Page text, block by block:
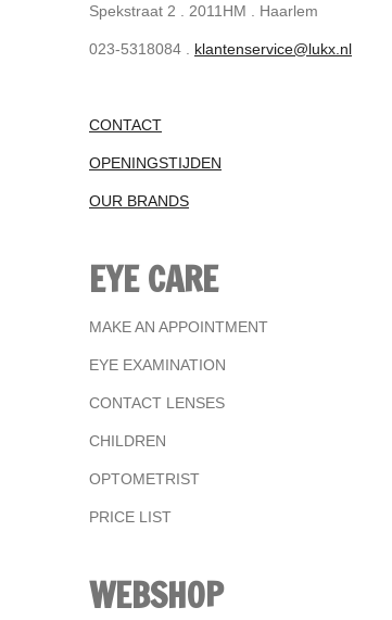
Spekstraat 2 . 2011HM . Haarlem
023-5318084 . klantenservice@lukx.nl
CONTACT
OPENINGSTIJDEN
OUR BRANDS
EYE CARE
MAKE AN APPOINTMENT
EYE EXAMINATION
CONTACT LENSES
CHILDREN
OPTOMETRIST
PRICE LIST
WEBSHOP